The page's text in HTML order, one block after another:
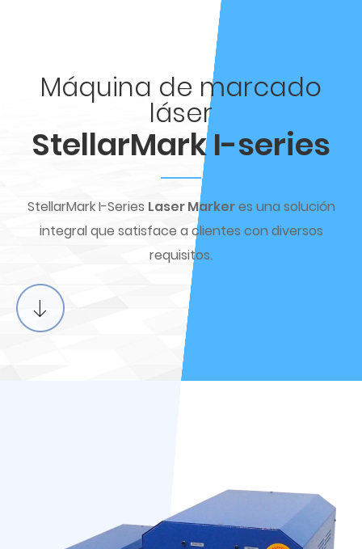
Máquina de marcado
láser
StellarMark I-series
StellarMark I-Series Laser Markeres una solución
integral que satisface a clientes con diversos
requisitos.